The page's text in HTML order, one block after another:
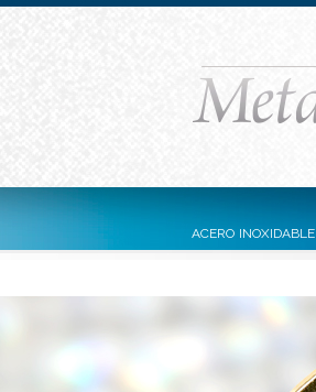
ACERO INOXIDABLE